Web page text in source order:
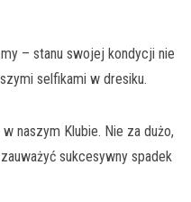
– stanu swojej kondycji nie
selfikami w dresiku.
naszym Klubie. Nie za dużo,
sukcesywny spadek